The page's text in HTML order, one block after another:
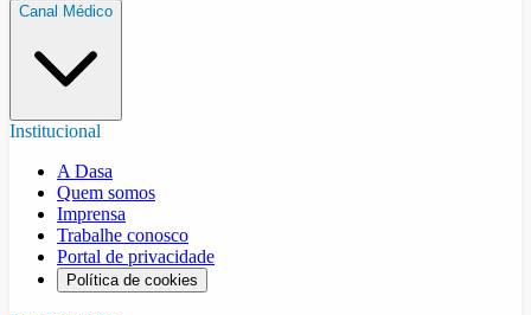
Canal Médico
Institucional
A Dasa
Quem somos
Imprensa
Trabalhe conosco
Portal de privacidade
Política de cookies